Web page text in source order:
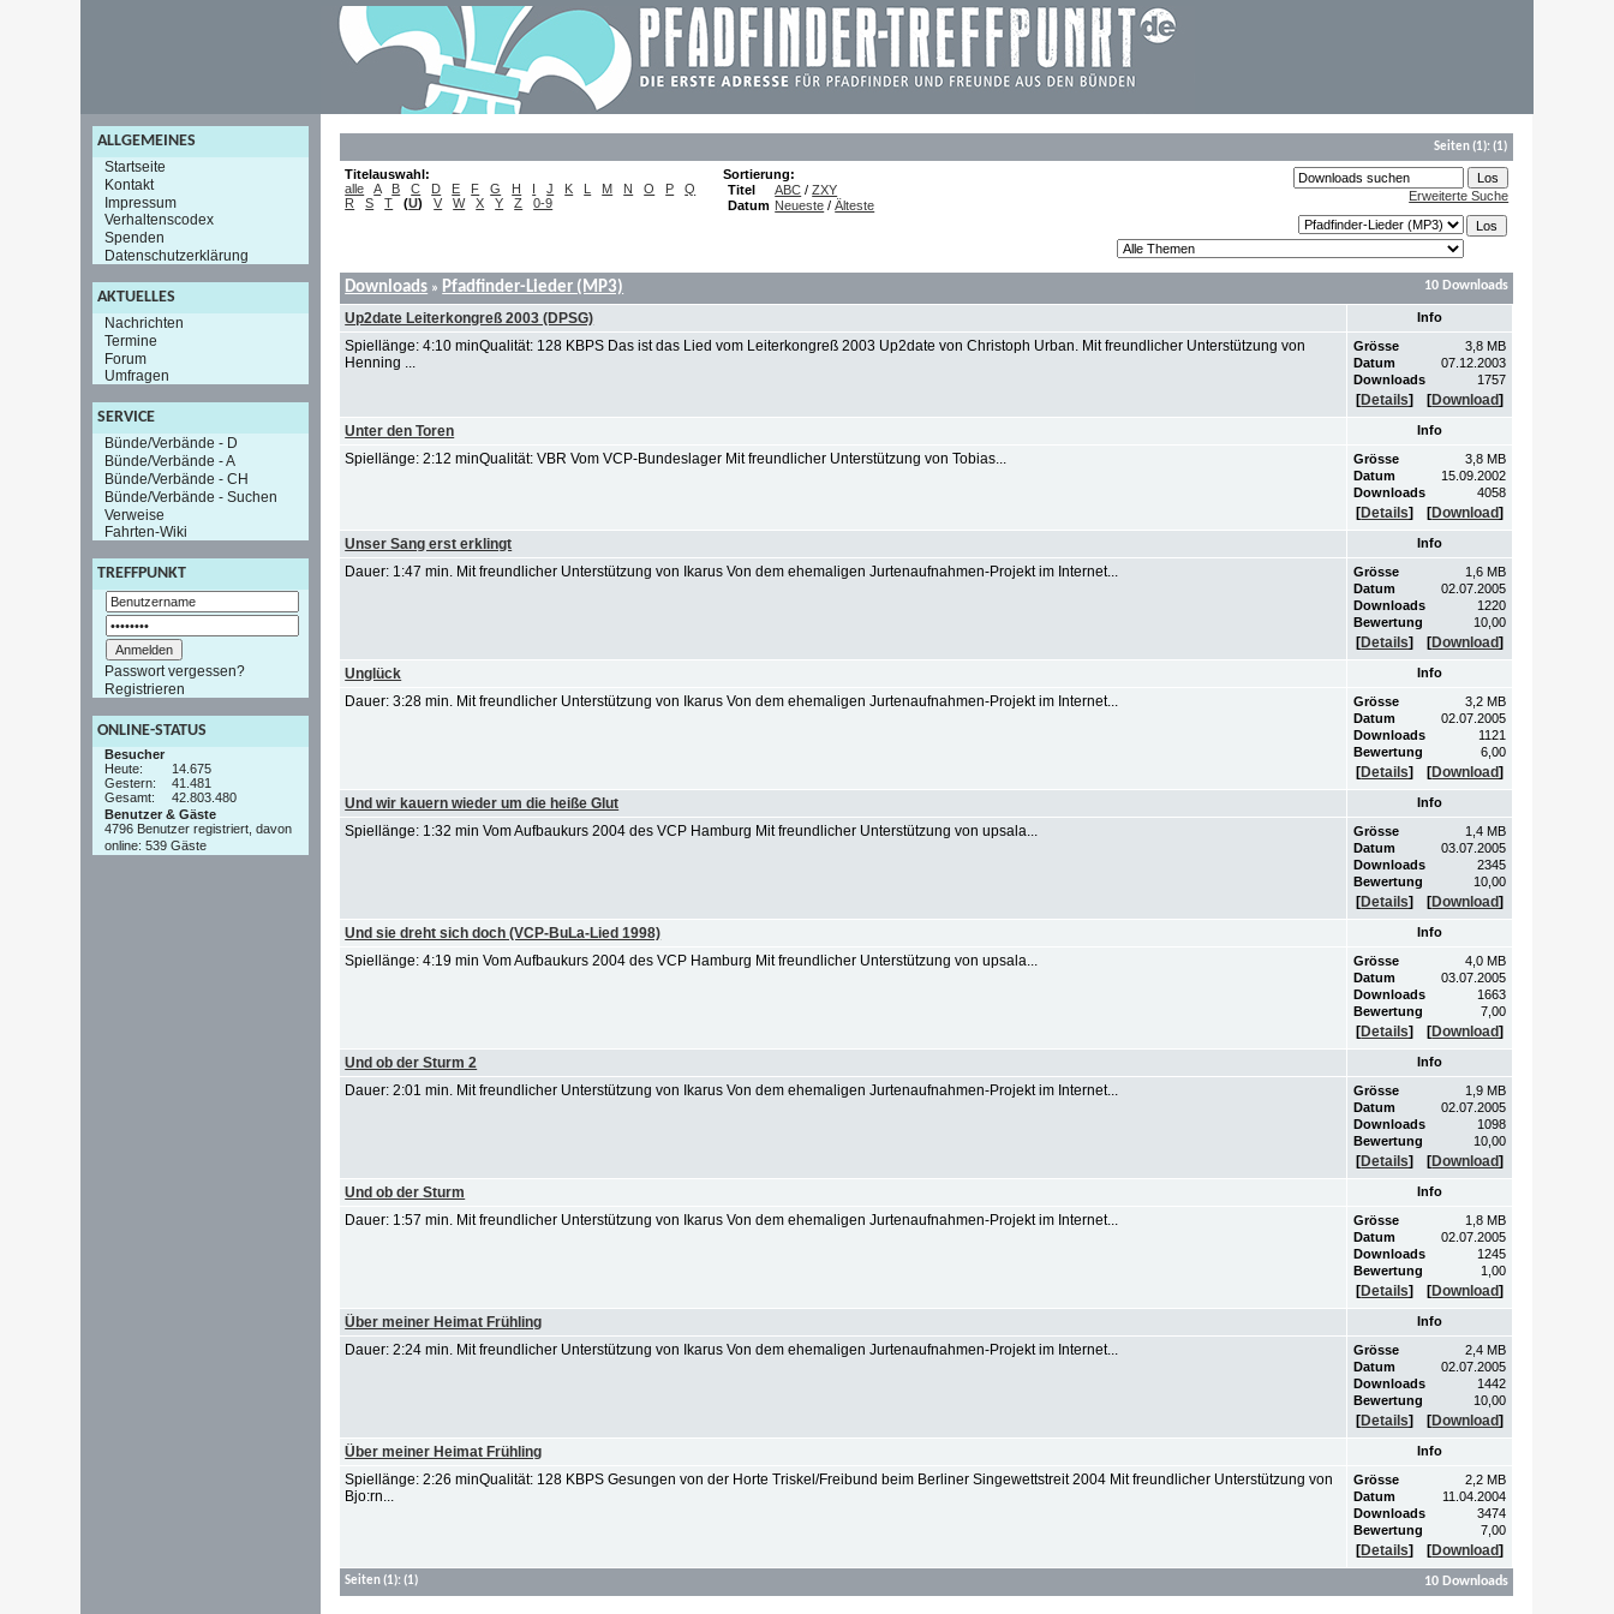
ALLGEMEINES
Startseite
Kontakt
Impressum
Verhaltenscodex
Spenden
Datenschutzerklärung
AKTUELLES
Nachrichten
Termine
Forum
Umfragen
SERVICE
Bünde/Verbände - D
Bünde/Verbände - A
Bünde/Verbände - CH
Bünde/Verbände - Suchen
Verweise
Fahrten-Wiki
TREFFPUNKT
Passwort vergessen?
Registrieren
ONLINE-STATUS
Besucher
Heute:
14.675
Gestern:
41.481
Gesamt:
42.803.480
Benutzer & Gäste
4796 Benutzer registriert, davon
online: 539 Gäste
Seiten(1):(1)
Titelauswahl:
alle
A B C D E F G H I J K L M N O P
Q
R
S T (U) V W X Y Z 0-9
Sortierung:
Titel
ABC /ZXY
Datum Neueste /Älteste
Erweiterte Suche
Downloads » Pfadfinder-Lieder (MP3) 10 Downloads
Up2date Leiterkongreß 2003 (DPSG) Info
Spiellänge: 4:10 minQualität: 128 KBPS Das ist das Lied vom Leiterkongreß 2003 Up2date von Christoph Urban. Mit freundlicher Unterstützung von
Henning ...
Grösse
3,8 MB
Datum
07.12.2003
Downloads
1757
[Details] [Download]
Unter den Toren
Info
Spiellänge: 2:12 minQualität: VBR Vom VCP-Bundeslager Mit freundlicher Unterstützung von Tobias... Grösse
3,8 MB
Datum
15.09.2002
Downloads
4058
[Details] [Download]
Unser Sang erst erklingt
Info
Dauer: 1:47 min. Mit freundlicher Unterstützung von Ikarus Von dem ehemaligen Jurtenaufnahmen-Projekt im Internet... Grösse
1,6 MB
Datum
02.07.2005
Downloads
1220
Bewertung
10,00
[Details] [Download]
Unglück
Info
Dauer: 3:28 min. Mit freundlicher Unterstützung von Ikarus Von dem ehemaligen Jurtenaufnahmen-Projekt im Internet... Grösse
3,2 MB
Datum
02.07.2005
Downloads
1121
Bewertung
6,00
[Details] [Download]
Und wir kauern wieder um die heiße Glut
Info
Spiellänge: 1:32 min Vom Aufbaukurs 2004 des VCP Hamburg Mit freundlicher Unterstützung von upsala... Grösse
1,4 MB
Datum
03.07.2005
Downloads
2345
Bewertung
10,00
[Details] [Download]
Und sie dreht sich doch (VCP-BuLa-Lied 1998)
Info
Spiellänge: 4:19 min Vom Aufbaukurs 2004 des VCP Hamburg Mit freundlicher Unterstützung von upsala... Grösse
4,0 MB
Datum
03.07.2005
Downloads
1663
Bewertung
7,00
[Details] [Download]
Und ob der Sturm 2
Info
Dauer: 2:01 min. Mit freundlicher Unterstützung von Ikarus Von dem ehemaligen Jurtenaufnahmen-Projekt im Internet... Grösse
1,9 MB
Datum
02.07.2005
Downloads
1098
Bewertung
10,00
[Details] [Download]
Und ob der Sturm
Info
Dauer: 1:57 min. Mit freundlicher Unterstützung von Ikarus Von dem ehemaligen Jurtenaufnahmen-Projekt im Internet... Grösse
1,8 MB
Datum
02.07.2005
Downloads
1245
Bewertung
1,00
[Details] [Download]
Über meiner Heimat Frühling
Info
Dauer: 2:24 min. Mit freundlicher Unterstützung von Ikarus Von dem ehemaligen Jurtenaufnahmen-Projekt im Internet... Grösse
2,4 MB
Datum
02.07.2005
Downloads
1442
Bewertung
10,00
[Details] [Download]
Über meiner Heimat Frühling
Info
Spiellänge: 2:26 minQualität: 128 KBPS Gesungen von der Horte Triskel/Freibund beim Berliner Singewettstreit 2004 Mit freundlicher Unterstützung von
Bjo:rn...
Grösse
2,2 MB
Datum
11.04.2004
Downloads
3474
Bewertung
7,00
[Details] [Download]
Seiten(1):(1) 10 Downloads